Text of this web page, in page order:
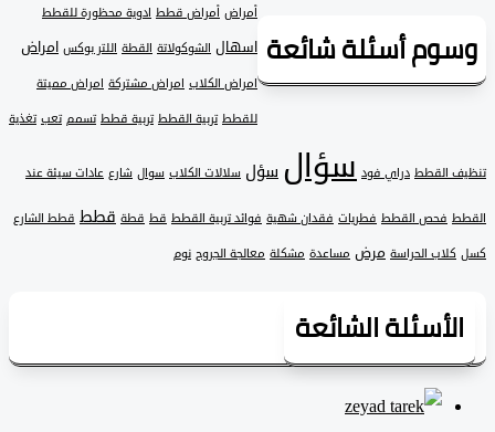
أسئلة شائعة
أمراض قطط ادوية محظورة للقطط
اسهال الشوكولاتة القطة اللتر بوكس امراض
امراض الكلاب امراض مشتركة امراض مميتة
تربية القطط تربية قطط تسمم تعب تغذية
القطط دراي فود سؤالسؤل سلالات الكلاب سوال شارع عادات سيئة عند
فحص القطط فطريات فقدان شهية فوائد تربية القطط قط قطة قطط قطط الشارع
الحراسة مرض مساعدة مشكلة معالجة الجروح نوم
الشائعة